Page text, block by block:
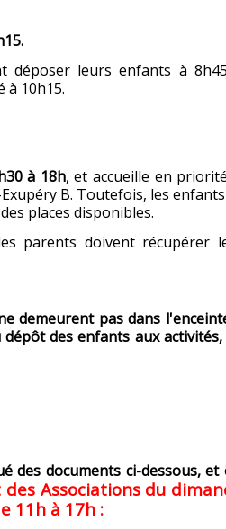
déposer leurs enfants à
à 10h15.
à 18h, et accueille en
B. Toutefois, les
places disponibles.
parents doivent récupérer
demeurent pas dans
des enfants aux
des documents ci-dessous, et
Associations du
11h à 17h :